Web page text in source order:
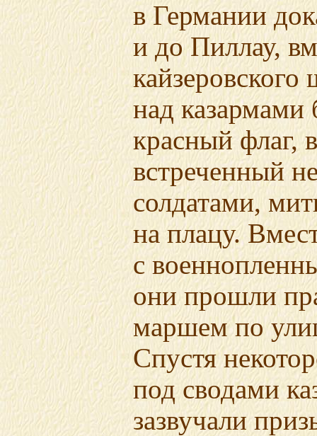
в Германии
и до Пиллау,
кайзеровского
над казармами
красный флаг,
встреченный
солдатами,
на плацу.
с
они прошли
маршем по
Спустя
под сводами
зазвучали